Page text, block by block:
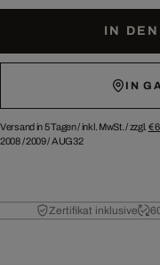
IN
IN
Versand in 5 Tagen /inkl. MwSt. / zzgl. €
2008/2009/AUG32
Zertifikat inklusive